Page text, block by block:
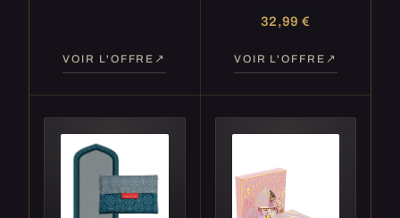
VOIR L'OFFRE
32,99 €
VOIR L'OFFRE